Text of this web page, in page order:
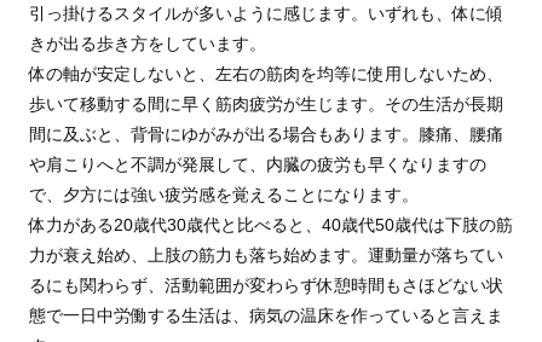
引っ掛けるスタイルが多いように感じます。いずれも、体に傾
きが出る歩き方をしています。
体の軸が安定しないと、左右の筋肉を均等に使用しないため、
歩いて移動する間に早く筋肉疲労が生じます。その生活が長期
間に及ぶと、背骨にゆがみが出る場合もあります。膝痛、腰痛
や肩こりへと不調が発展して、内臓の疲労も早くなりますの
で、夕方には強い疲労感を覚えることになります。
体力がある20歳代30歳代と比べると、40歳代50歳代は下肢の筋
力が衰え始め、上肢の筋力も落ち始めます。運動量が落ちてい
るにも関わらず、活動範囲が変わらず休憩時間もさほどない状
態で一日中労働する生活は、病気の温床を作っていると言えま